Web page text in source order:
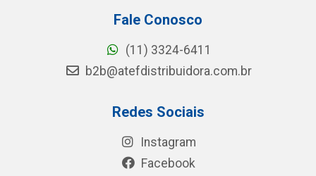
Fale Conosco
(11) 3324-6411
b2b@atefdistribuidora.com.br
Redes Sociais
Instagram
Facebook